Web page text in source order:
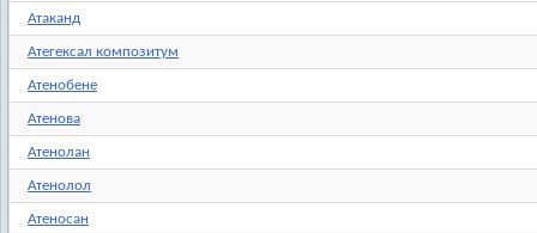
Атаканд
Атегексал композитум
Атенобене
Атенова
Атенолан
Атенолол
Атеносан